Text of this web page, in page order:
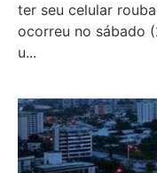
ter seu celular
ocorreu no sábado
u...